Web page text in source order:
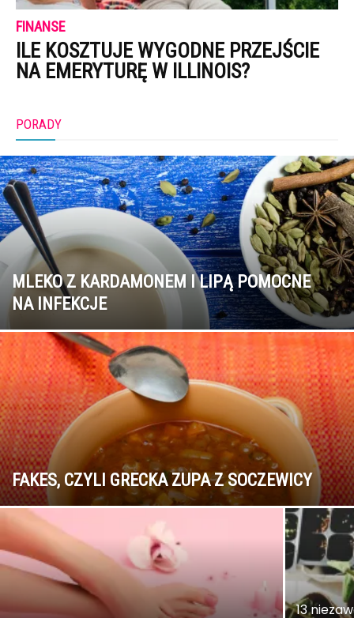
FINANSE
ILE KOSZTUJE WYGODNE PRZEJŚCIE
NA EMERYTURĘ W ILLINOIS?
PORADY
MLEKO Z KARDAMONEM I LIPĄ POMOCNE
NA INFEKCJE
FAKES, CZYLI GRECKA ZUPA Z SOCZEWICY
13